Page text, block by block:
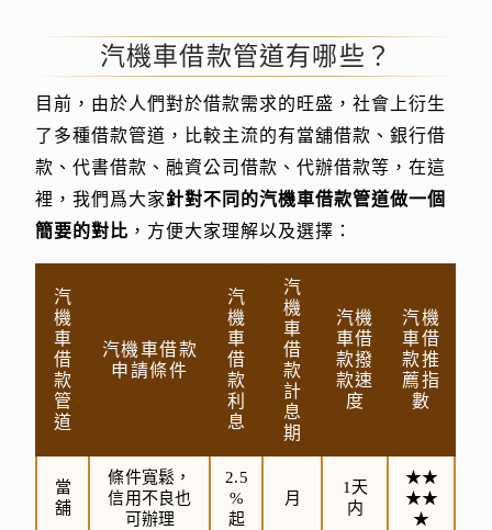
汽機車借款管道有哪些？
目前，由於人們對於借款需求的旺盛，社會上衍生
了多種借款管道，比較主流的有當舖借款、銀行借
款、代書借款、融資公司借款、代辦借款等，在這
裡，我們爲大家針對不同的汽機車借款管道做一個
簡要的對比 ，方便大家理解以及選擇：
汽
機
車
借
款
管
道
汽機車借款
申請條件
汽
機
車
借
款
利
息
汽
機
車
借
款
計
息
期
汽機
車借
款撥
款速
度
汽機
車借
款推
薦指
數
當
舖
條件寬鬆，
信用不良也
可辦理
2.5
%
起
月
1天
内
★★
★★
★